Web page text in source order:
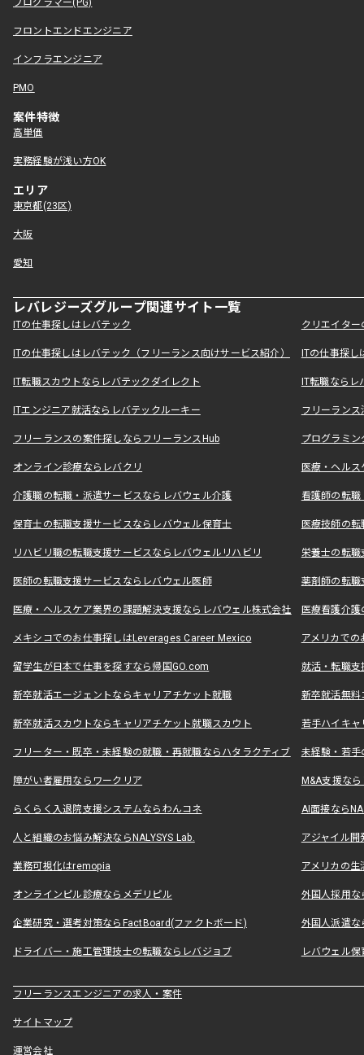
プログラマー(PG)
フロントエンドエンジニア
インフラエンジニア
PMO
案件特徴
高単価
実務経験が浅い方OK
エリア
東京都(23区)
大阪
愛知
レバレジーズグループ関連サイト一覧
ITの仕事探しはレバテック クリエイタ
ITの仕事探しはレバテック（フリーランス向けサービス紹介） ITの仕事探
IT転職スカウトならレバテックダイレクト IT転職なら
ITエンジニア就活ならレバテックルーキー フリーラン
フリーランスの案件探しならフリーランスHub プログラミ
オンライン診療ならレバクリ 医療・ヘル
介護職の転職・派遣サービスならレバウェル介護 看護師の転
保育士の転職支援サービスならレバウェル保育士 医療技師の
リハビリ職の転職支援サービスならレバウェルリハビリ 栄養士の転
医師の転職支援サービスならレバウェル医師 薬剤師の転
医療・ヘルスケア業界の課題解決支援ならレバウェル株式会社 医療看護介
メキシコでのお仕事探しはLeverages Career Mexico アメリカで
留学生が日本で仕事を探すなら帰国GO.com 就活・転職
新卒就活エージェントならキャリアチケット就職 新卒就活無料
新卒就活スカウトならキャリアチケット就職スカウト 若手ハイキ
フリーター・既卒・未経験の就職・再就職ならハタラクティブ 未経験・若手
障がい者雇用ならワークリア M&A支援な
らくらく入退院支援システムならわんコネ AI面接なら
人と組織のお悩み解決ならNALYSYS Lab. アジャイル
業務可視化はremopia アメリカの
オンラインピル診療ならメデリピル 外国人採用
企業研究・選考対策ならFactBoard(ファクトボード) 外国人派遣な
ドライバー・施工管理技士の転職ならレバジョブ レバウェル
フリーランスエンジニアの求人・案件
サイトマップ
運営会社